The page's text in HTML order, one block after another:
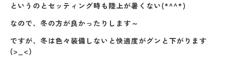
というのとセッティング時も陸上が暑くない(*^^*)
なので、冬の方が良かったりします～
ですが、冬は色々装備しないと快適度がグンと下がります
(>_<)